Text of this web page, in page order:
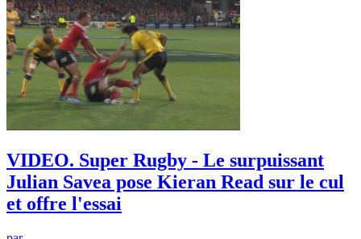
VIDEO. Super Rugby - Le surpuissant
Julian Savea pose Kieran Read sur le cul
et offre l'essai